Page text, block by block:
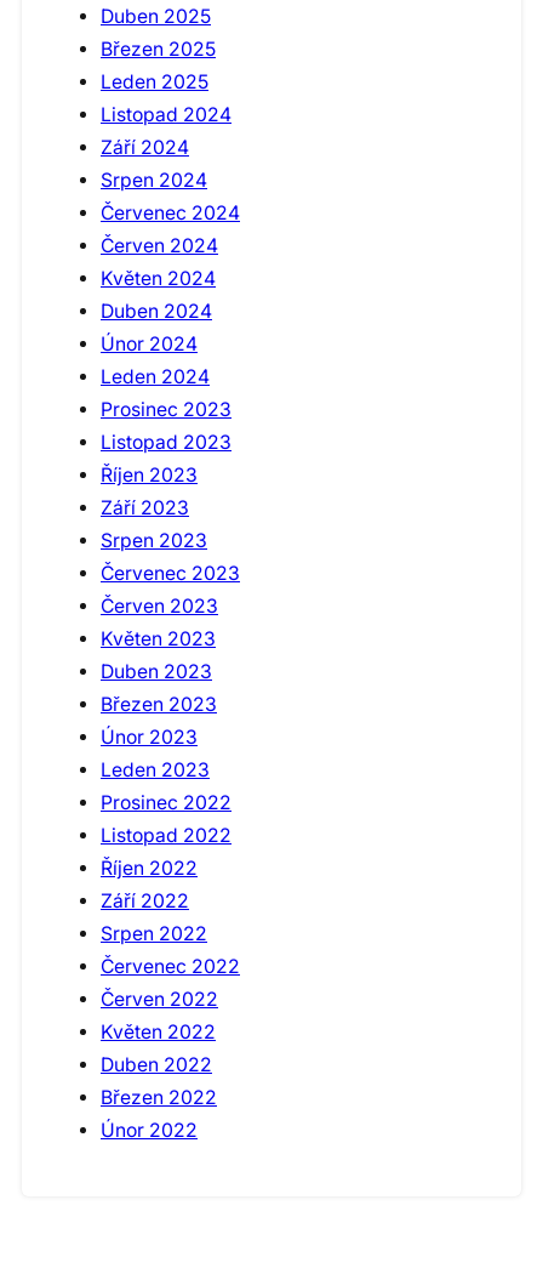
Duben 2025
Březen 2025
Leden 2025
Listopad 2024
Září 2024
Srpen 2024
Červenec 2024
Červen 2024
Květen 2024
Duben 2024
Únor 2024
Leden 2024
Prosinec 2023
Listopad 2023
Říjen 2023
Září 2023
Srpen 2023
Červenec 2023
Červen 2023
Květen 2023
Duben 2023
Březen 2023
Únor 2023
Leden 2023
Prosinec 2022
Listopad 2022
Říjen 2022
Září 2022
Srpen 2022
Červenec 2022
Červen 2022
Květen 2022
Duben 2022
Březen 2022
Únor 2022